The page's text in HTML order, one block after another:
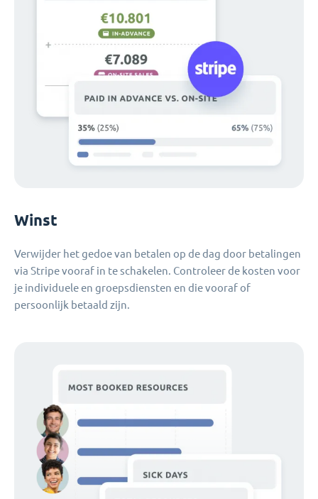
Winst
Verwijder het gedoe van betalen op de dag door betalingen
via Stripe vooraf in te schakelen. Controleer de kosten voor
je individuele en groepsdiensten en die vooraf of
persoonlijk betaald zijn.